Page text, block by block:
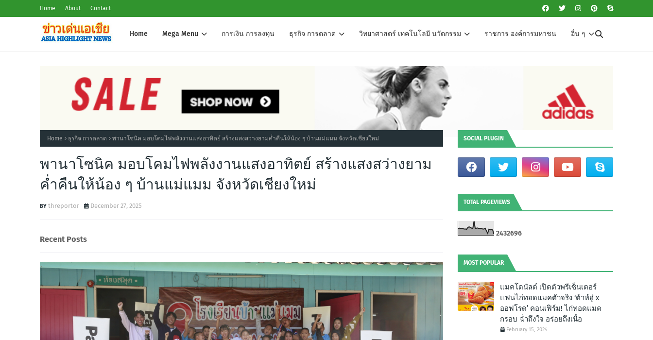
Home About Contact
Home Mega Menu การเงิน การลงทุน ธุรกิจ การตลาด วิทยาศาสตร์ เทคโนโลยี นวัตกรรม ราชการ องค์การมหาชน อื่น ๆ
Home ธุรกิจ การตลาด พานาโซนิค มอบโคมไฟพลังงานแสงอาทิตย์ สร้างแสงสว่างยามค่ำคืนให้น้อง ๆ บ้านแม่แมม จังหวัดเชียงใหม่
พานาโซนิค มอบโคมไฟพลังงานแสงอาทิตย์ สร้างแสงสว่างยาม
ค่ำคืนให้น้อง ๆ บ้านแม่แมม จังหวัดเชียงใหม่
threportor December 27, 2025
Recent Posts
SOCIAL PLUGIN
TOTAL PAGEVIEWS
2432696
MOST POPULAR
แมคโดนัลด์ เปิดตัวพรีเซ็นเตอร์
แฟนไก่ทอดแมคตัวจริง ‘ต้าห์อู๋ x
ออฟโรด’ คอนเฟิร์ม! ไก่ทอดแมค
กรอบ ฉํ่าถึงใจ อร่อยถึงเนื้อ
February 15, 2024